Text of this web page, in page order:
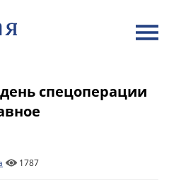
спецоперации
1787